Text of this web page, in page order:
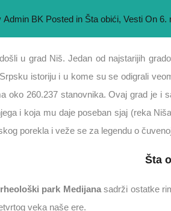
Admin BK Posted in Šta obići, Vesti On 6.
u grad Niš. Jedan od najstarijih
istoriju i u kome su se odigrali
oko 260.237 stanovnika. Ovaj grad je i
i koja mu daje poseban sjaj (reka
porekla i veže se za legendu o
Šta
park Medijanasadrži ostatke
veka naše ere.